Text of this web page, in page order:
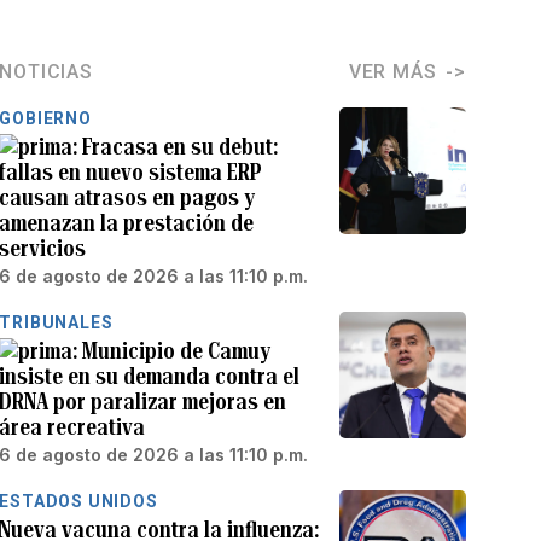
NOTICIAS VER MÁS
GOBIERNO
Fracasa en su debut:
fallas en nuevo sistema ERP
causan atrasos en pagos y
amenazan la prestación de
servicios
6 de agosto de 2026 a las 11:10 p.m.
TRIBUNALES
Municipio de Camuy
insiste en su demanda contra el
DRNA por paralizar mejoras en
área recreativa
6 de agosto de 2026 a las 11:10 p.m.
ESTADOS UNIDOS
Nueva vacuna contra la influenza: